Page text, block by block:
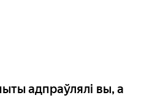
адпраўлялі вы, а